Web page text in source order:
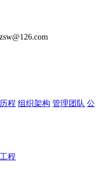
程 组织架构 管理团队 公
程